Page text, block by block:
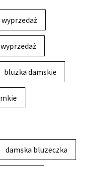
bluzka damskie
damska bluzeczka